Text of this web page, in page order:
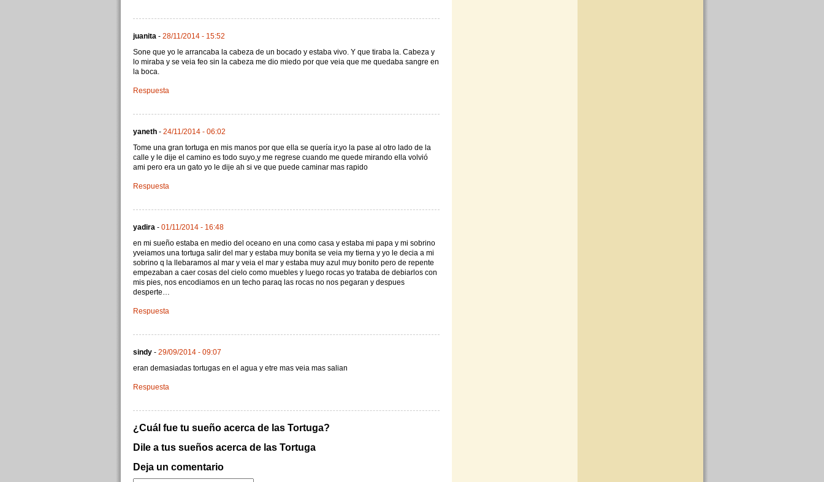
juanita - 28/11/2014 - 15:52
Sone que yo le arrancaba la cabeza de un bocado y estaba vivo. Y que tiraba la. Cabeza y
lo miraba y se veia feo sin la cabeza me dio miedo por que veia que me quedaba sangre en
la boca.
Respuesta
yaneth - 24/11/2014 - 06:02
Tome una gran tortuga en mis manos por que ella se quería ir,yo la pase al otro lado de la
calle y le dije el camino es todo suyo,y me regrese cuando me quede mirando ella volvió
ami pero era un gato yo le dije ah si ve que puede caminar mas rapido
Respuesta
yadira - 01/11/2014 - 16:48
en mi sueño estaba en medio del oceano en una como casa y estaba mi papa y mi sobrino
yveiamos una tortuga salir del mar y estaba muy bonita se veia my tierna y yo le decia a mi
sobrino q la llebaramos al mar y veia el mar y estaba muy azul muy bonito pero de repente
empezaban a caer cosas del cielo como muebles y luego rocas yo trataba de debiarlos con
mis pies, nos encodiamos en un techo paraq las rocas no nos pegaran y despues
desperte…
Respuesta
sindy - 29/09/2014 - 09:07
eran demasiadas tortugas en el agua y etre mas veia mas salian
Respuesta
¿Cuál fue tu sueño acerca de las Tortuga?
Dile a tus sueños acerca de las Tortuga
Deja un comentario